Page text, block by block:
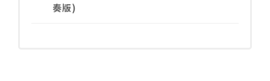
奏版)